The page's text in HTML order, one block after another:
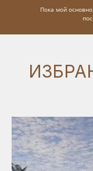
Пока мой